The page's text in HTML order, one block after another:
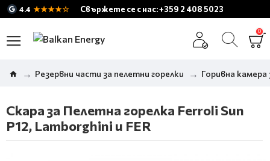
4.4 ★★★★☆ Свържете се с нас: +359 2 408 5023
0
Резервни части за пелетни горелки Горивна камера
Скара за Пелетна горелка Ferroli Sun
P12, Lamborghini и FER